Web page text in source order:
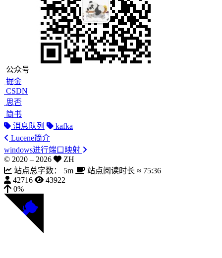
公众号
掘金
CSDN
思否
简书
消息队列
kafka
Lucene简介
windows进行端口映射
© 2020 – 2026
ZH
站点总字数：
5m 站点阅读时长 ≈ 75:36
42716
43922
0%